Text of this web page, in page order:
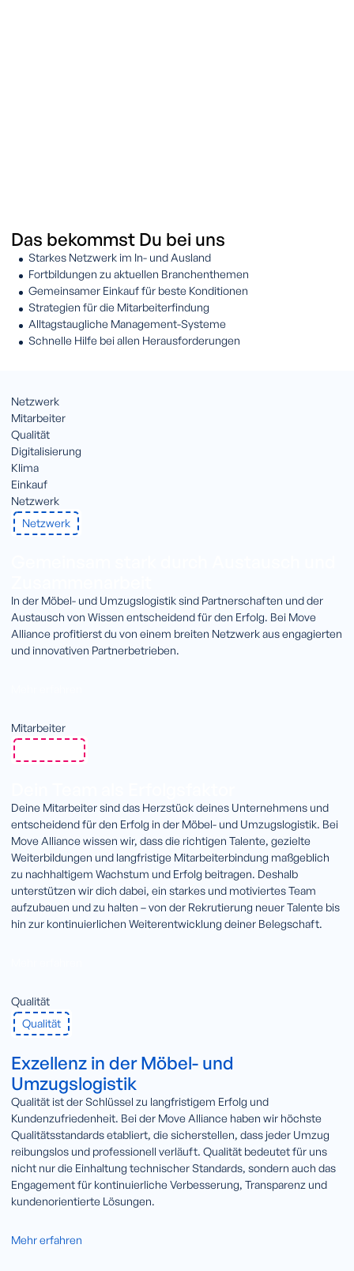
Das bekommst Du bei uns
Starkes Netzwerk im In- und Ausland
Fortbildungen zu aktuellen Branchenthemen
Gemeinsamer Einkauf für beste Konditionen
Strategien für die Mitarbeiterfindung
Alltagstaugliche Management-Systeme
Schnelle Hilfe bei allen Herausforderungen
Netzwerk
Mitarbeiter
Qualität
Digitalisierung
Klima
Einkauf
Netzwerk
Netzwerk
In der Möbel- und Umzugslogistik sind Partnerschaften und der
Austausch von Wissen entscheidend für den Erfolg. Bei Move
Alliance profitierst du von einem breiten Netzwerk aus engagierten
und innovativen Partnerbetrieben.
Mitarbeiter
Deine Mitarbeiter sind das Herzstück deines Unternehmens und
entscheidend für den Erfolg in der Möbel- und Umzugslogistik. Bei
Move Alliance wissen wir, dass die richtigen Talente, gezielte
Weiterbildungen und langfristige Mitarbeiterbindung maßgeblich
zu nachhaltigem Wachstum und Erfolg beitragen. Deshalb
unterstützen wir dich dabei, ein starkes und motiviertes Team
aufzubauen und zu halten – von der Rekrutierung neuer Talente bis
hin zur kontinuierlichen Weiterentwicklung deiner Belegschaft.
Qualität
Qualität
Exzellenz in der Möbel- und
Umzugslogistik
Qualität ist der Schlüssel zu langfristigem Erfolg und
Kundenzufriedenheit. Bei der Move Alliance haben wir höchste
Qualitätsstandards etabliert, die sicherstellen, dass jeder Umzug
reibungslos und professionell verläuft. Qualität bedeutet für uns
nicht nur die Einhaltung technischer Standards, sondern auch das
Engagement für kontinuierliche Verbesserung, Transparenz und
kundenorientierte Lösungen.
Mehr erfahren